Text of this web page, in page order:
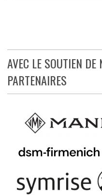
AVEC LE SOUTIEN DE
PARTENAIRES